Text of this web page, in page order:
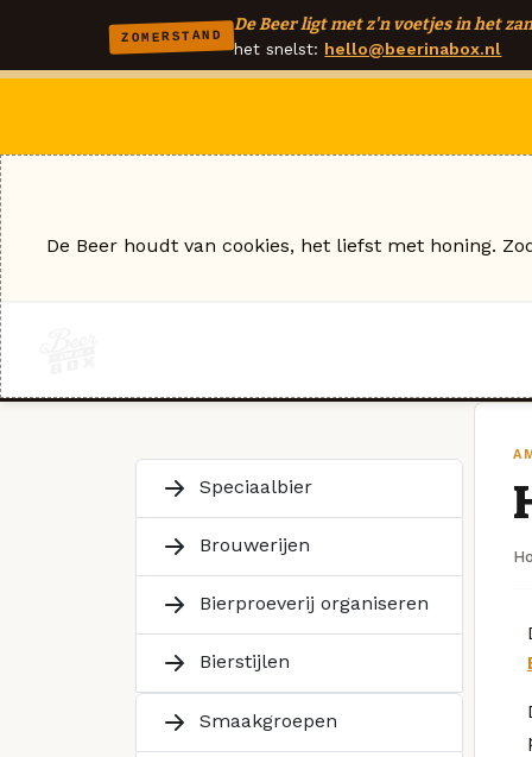
ZOMERSTAND
De Beer ligt met z'n voetjes in het
het snelst: hello@beerinabox.nl
Speciaalbier
Brouwerijen
Bierproeverij organiseren
Bierstijlen
Smaakgroepen
De Beer houdt van cookies, het liefst met honing.